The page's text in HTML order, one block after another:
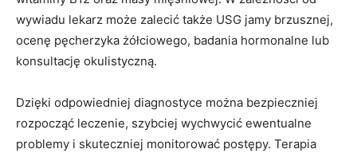
wywiadu lekarz może zalecić także USG jamy brzusznej,
ocenę pęcherzyka żółciowego, badania hormonalne lub
konsultację okulistyczną.
Dzięki odpowiedniej diagnostyce można bezpieczniej
rozpocząć leczenie, szybciej wychwycić ewentualne
problemy i skuteczniej monitorować postępy. Terapia